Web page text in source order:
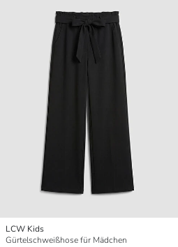
LCW Kids
Gürtelschweißhose für Mädchen